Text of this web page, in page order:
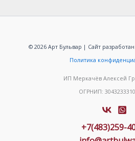
© 2026 Арт Бульвар | Сайт разработан
Политика
ИП Меркачёв Алексей
ОГРНИП:
+7(483)259-